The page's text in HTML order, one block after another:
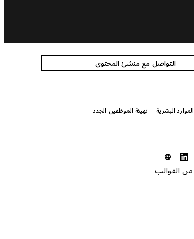
التواصل مع منشئ المحتوى
الموارد البشرية تهيئة الموظفين الجدد